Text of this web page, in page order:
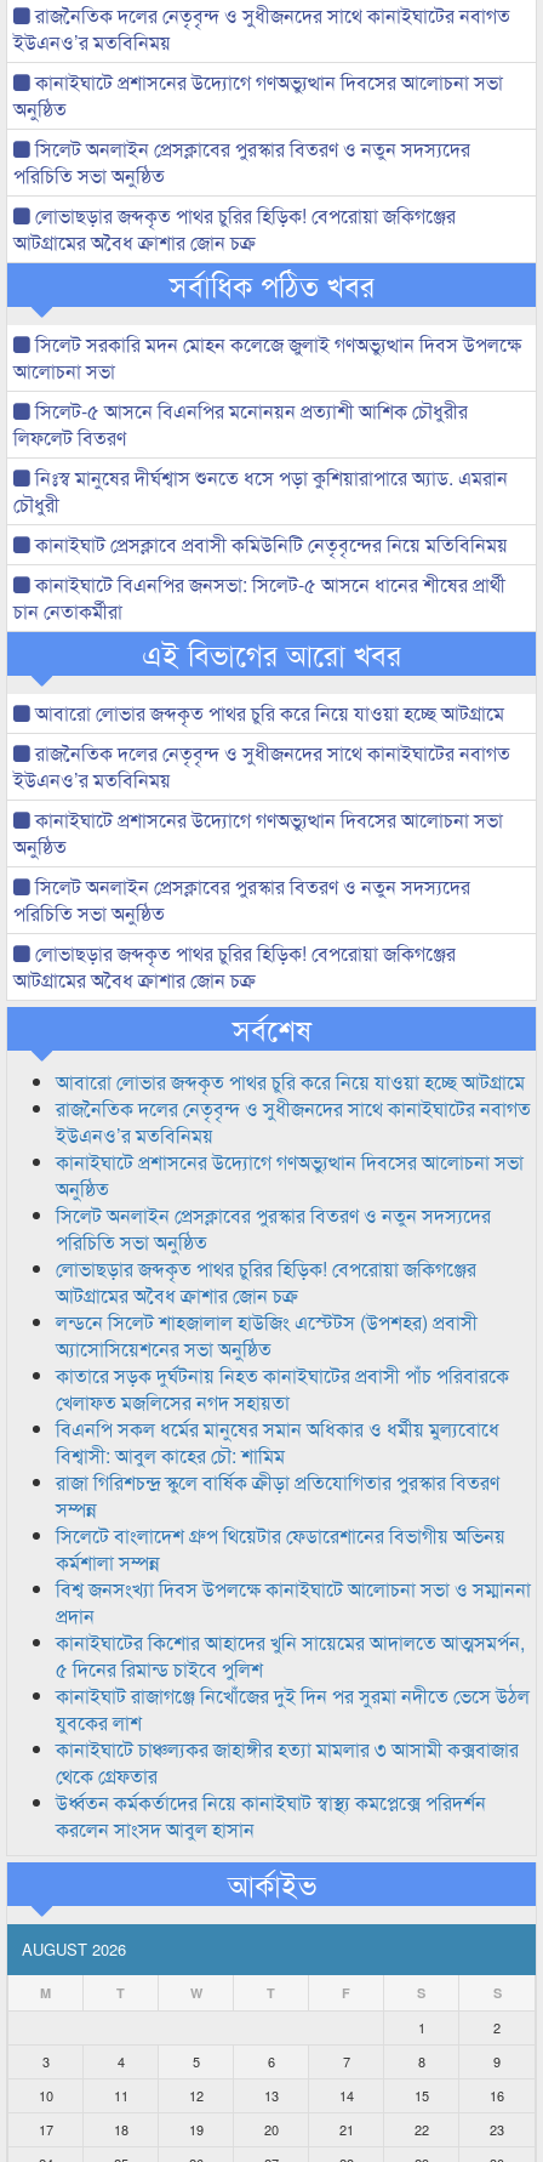
রাজনৈতিক দলের নেতৃবৃন্দ ও সুধীজনদের সাথে কানাইঘাটের নবাগত
ইউএনও’র মতবিনিময়
কানাইঘাটে প্রশাসনের উদ্যোগে গণঅভ্যুত্থান দিবসের আলোচনা সভা
অনুষ্ঠিত
সিলেট অনলাইন প্রেসক্লাবের পুরস্কার বিতরণ ও নতুন সদস্যদের
পরিচিতি সভা অনুষ্ঠিত
লোভাছড়ার জব্দকৃত পাথর চুরির হিড়িক! বেপরোয়া জকিগঞ্জের
আটগ্রামের অবৈধ ক্রাশার জোন চক্র
সর্বাধিক পঠিত খবর
সিলেট সরকারি মদন মোহন কলেজে জুলাই গণঅভ্যুত্থান দিবস উপলক্ষে
আলোচনা সভা
সিলেট-৫ আসনে বিএনপির মনোনয়ন প্রত্যাশী আশিক চৌধুরীর
লিফলেট বিতরণ
নিঃস্ব মানুষের দীর্ঘশ্বাস শুনতে ধসে পড়া কুশিয়ারাপারে অ্যাড. এমরান
চৌধুরী
কানাইঘাট প্রেসক্লাবে প্রবাসী কমিউনিটি নেতৃবৃন্দের নিয়ে মতিবিনিময়
কানাইঘাটে বিএনপির জনসভা: সিলেট-৫ আসনে ধানের শীষের প্রার্থী
চান নেতাকর্মীরা
এই বিভাগের আরো খবর
আবারো লোভার জব্দকৃত পাথর চুরি করে নিয়ে যাওয়া হচ্ছে আটগ্রামে
রাজনৈতিক দলের নেতৃবৃন্দ ও সুধীজনদের সাথে কানাইঘাটের নবাগত
ইউএনও’র মতবিনিময়
কানাইঘাটে প্রশাসনের উদ্যোগে গণঅভ্যুত্থান দিবসের আলোচনা সভা
অনুষ্ঠিত
সিলেট অনলাইন প্রেসক্লাবের পুরস্কার বিতরণ ও নতুন সদস্যদের
পরিচিতি সভা অনুষ্ঠিত
লোভাছড়ার জব্দকৃত পাথর চুরির হিড়িক! বেপরোয়া জকিগঞ্জের
আটগ্রামের অবৈধ ক্রাশার জোন চক্র
সর্বশেষ
আবারো লোভার জব্দকৃত পাথর চুরি করে নিয়ে যাওয়া হচ্ছে আটগ্রামে
রাজনৈতিক দলের নেতৃবৃন্দ ও সুধীজনদের সাথে কানাইঘাটের নবাগত
ইউএনও’র মতবিনিময়
কানাইঘাটে প্রশাসনের উদ্যোগে গণঅভ্যুত্থান দিবসের আলোচনা সভা
অনুষ্ঠিত
সিলেট অনলাইন প্রেসক্লাবের পুরস্কার বিতরণ ও নতুন সদস্যদের
পরিচিতি সভা অনুষ্ঠিত
লোভাছড়ার জব্দকৃত পাথর চুরির হিড়িক! বেপরোয়া জকিগঞ্জের
আটগ্রামের অবৈধ ক্রাশার জোন চক্র
লন্ডনে সিলেট শাহজালাল হাউজিং এস্টেটস (উপশহর) প্রবাসী
অ্যাসোসিয়েশনের সভা অনুষ্ঠিত
কাতারে সড়ক দুর্ঘটনায় নিহত কানাইঘাটের প্রবাসী পাঁচ পরিবারকে
খেলাফত মজলিসের নগদ সহায়তা
বিএনপি সকল ধর্মের মানুষের সমান অধিকার ও ধর্মীয় মুল্যবোধে
বিশ্বাসী: আবুল কাহের চৌ: শামিম
রাজা গিরিশচন্দ্র স্কুলে বার্ষিক ক্রীড়া প্রতিযোগিতার পুরস্কার বিতরণ
সম্পন্ন
সিলেটে বাংলাদেশ গ্রুপ থিয়েটার ফেডারেশানের বিভাগীয় অভিনয়
কর্মশালা সম্পন্ন
বিশ্ব জনসংখ্যা দিবস উপলক্ষে কানাইঘাটে আলোচনা সভা ও সম্মাননা
প্রদান
কানাইঘাটের কিশোর আহাদের খুনি সায়েমের আদালতে আত্মসমর্পন,
৫ দিনের রিমান্ড চাইবে পুলিশ
কানাইঘাট রাজাগঞ্জে নিখোঁজের দুই দিন পর সুরমা নদীতে ভেসে উঠল
যুবকের লাশ
কানাইঘাটে চাঞ্চল্যকর জাহাঙ্গীর হত্যা মামলার ৩ আসামী কক্সবাজার
থেকে গ্রেফতার
উর্ধ্বতন কর্মকর্তাদের নিয়ে কানাইঘাট স্বাস্থ্য কমপ্লেক্সে পরিদর্শন
করলেন সাংসদ আবুল হাসান
আর্কাইভ
AUGUST 2026
M T W T F S S
1
2
3
4 5 6 7 8
9
10
11 12 13 14 15
16
17
18 19 20 21 22
23